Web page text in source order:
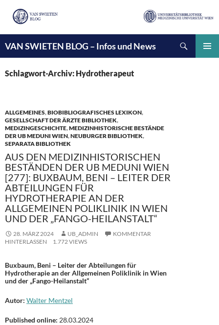
VAN SWIETEN BLOG – Infos und News
INHALT
SPRINGEN
Schlagwort-Archiv: Hydrotherapeut
ALLGEMEINES,BIOBIBLIOGRAFISCHES LEXIKON,
GESELLSCHAFT DER ÄRZTE BIBLIOTHEK,
MEDIZINGESCHICHTE,MEDIZINHISTORISCHE BESTÄNDE
DER UB MEDUNI WIEN,NEUBURGER BIBLIOTHEK,
SEPARATA BIBLIOTHEK
AUS DEN MEDIZINHISTORISCHEN
BESTÄNDEN DER UB MEDUNI WIEN
[277]: BUXBAUM, BENI – LEITER DER
ABTEILUNGEN FÜR
HYDROTHERAPIE AN DER
ALLGEMEINEN POLIKLINIK IN WIEN
UND DER „FANGO-HEILANSTALT“
28. MÄRZ 2024 UB_ADMIN
KOMMENTAR
HINTERLASSEN
1.772 VIEWS
Buxbaum, Beni – Leiter der Abteilungen für
Hydrotherapie an der Allgemeinen Poliklinik in Wien
und der „Fango-Heilanstalt“
Autor: Walter Mentzel
Published online: 28.03.2024